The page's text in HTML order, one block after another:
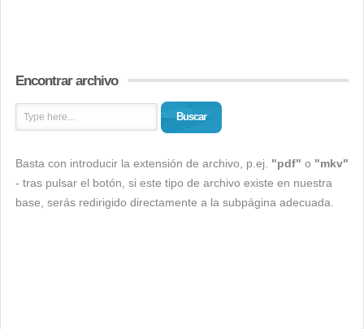
Encontrar archivo
Buscar
Basta con introducir la extensión de archivo, p.ej. "pdf" o "mkv"
- tras pulsar el botón, si este tipo de archivo existe en nuestra
base, serás redirigido directamente a la subpágina adecuada.